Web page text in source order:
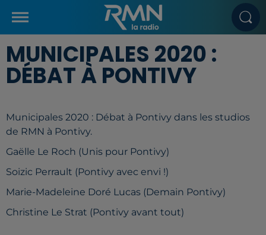
MUNICIPALES 2020 :
DÉBAT À PONTIVY
Municipales 2020 : Débat à Pontivy dans les studios
de RMN à Pontivy.
Gaëlle Le Roch (Unis pour Pontivy)
Soizic Perrault (Pontivy avec envi !)
Marie-Madeleine Doré Lucas (Demain Pontivy)
Christine Le Strat (Pontivy avant tout)